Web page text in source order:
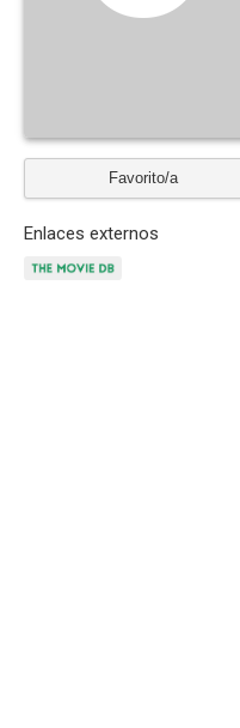
Favorito/a
Enlaces externos